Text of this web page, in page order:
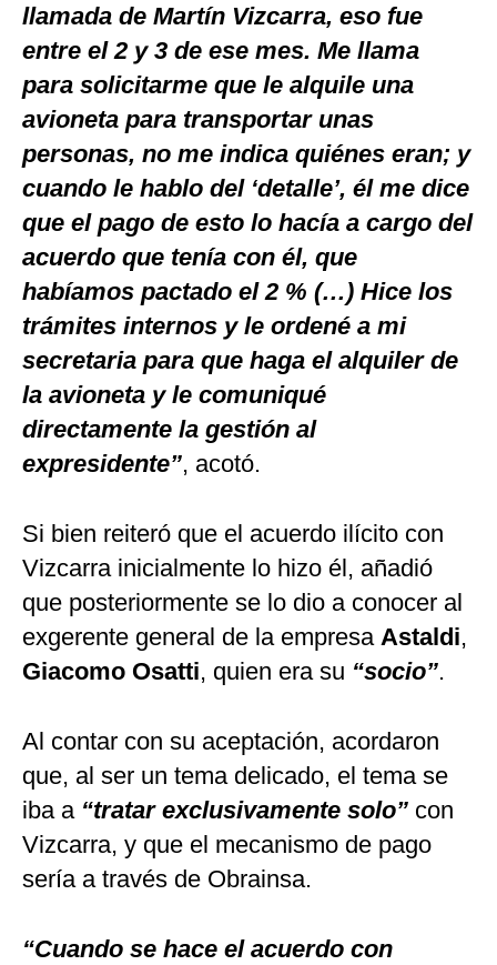
llamada de Martín Vizcarra, eso fue
entre el 2 y 3 de ese mes. Me llama
para solicitarme que le alquile una
avioneta para transportar unas
personas, no me indica quiénes eran; y
cuando le hablo del ‘detalle’, él me dice
que el pago de esto lo hacía a cargo del
acuerdo que tenía con él, que
habíamos pactado el 2 % (…) Hice los
trámites internos y le ordené a mi
secretaria para que haga el alquiler de
la avioneta y le comuniqué
directamente la gestión al
expresidente”, acotó.
Si bien reiteró que el acuerdo ilícito con
Vizcarra inicialmente lo hizo él, añadió
que posteriormente se lo dio a conocer al
exgerente general de la empresa Astaldi,
Giacomo Osatti, quien era su “socio”.
Al contar con su aceptación, acordaron
que, al ser un tema delicado, el tema se
iba a “tratar exclusivamente solo” con
Vizcarra, y que el mecanismo de pago
sería a través de Obrainsa.
“Cuando se hace el acuerdo con